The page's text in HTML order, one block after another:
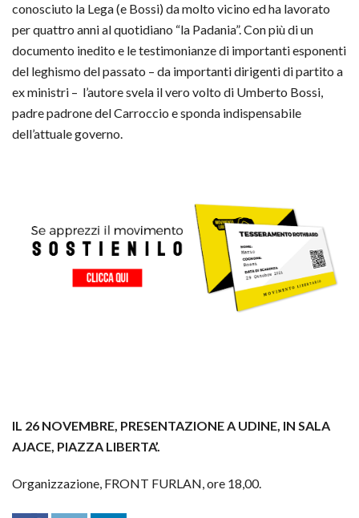
conosciuto la Lega (e Bossi) da molto vicino ed ha lavorato
per quattro anni al quotidiano “la Padania”. Con più di un
documento inedito e le testimonianze di importanti esponenti
del leghismo del passato – da importanti dirigenti di partito a
ex ministri – l’autore svela il vero volto di Umberto Bossi,
padre padrone del Carroccio e sponda indispensabile
dell’attuale governo.
IL 26 NOVEMBRE, PRESENTAZIONE A UDINE, IN SALA
AJACE, PIAZZA LIBERTA’.
Organizzazione, FRONT FURLAN, ore 18,00.